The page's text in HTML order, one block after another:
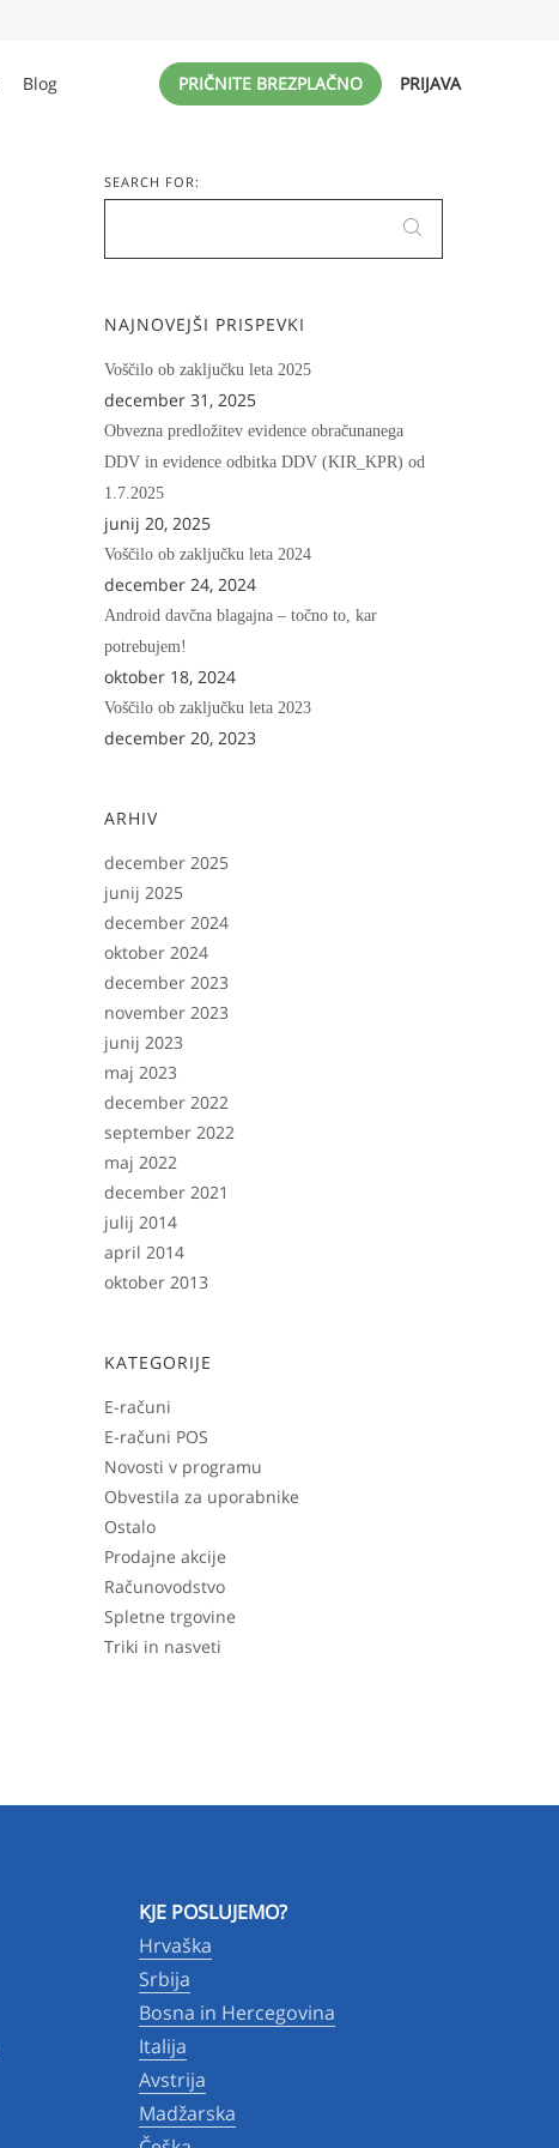
Blog PRIČNITE BREZPLAČNO PRIJAVA
SEARCH FOR:
NAJNOVEJŠI PRISPEVKI
Voščilo ob zaključku leta 2025
december 31, 2025
Obvezna predložitev evidence obračunanega
DDV in evidence odbitka DDV (KIR_KPR) od
1.7.2025
junij 20, 2025
Voščilo ob zaključku leta 2024
december 24, 2024
Android davčna blagajna – točno to, kar
potrebujem!
oktober 18, 2024
Voščilo ob zaključku leta 2023
december 20, 2023
ARHIV
december 2025
junij 2025
december 2024
oktober 2024
december 2023
november 2023
junij 2023
maj 2023
december 2022
september 2022
maj 2022
december 2021
julij 2014
april 2014
oktober 2013
KATEGORIJE
E-računi
E-računi POS
Novosti v programu
Obvestila za uporabnike
Ostalo
Prodajne akcije
Računovodstvo
Spletne trgovine
Triki in nasveti
KJE POSLUJEMO?
Hrvaška
Srbija
Bosna in Hercegovina
Italija
Avstrija
Madžarska